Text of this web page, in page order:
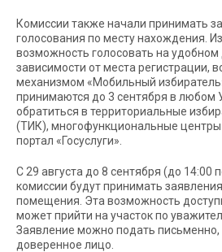
Комиссии также начали принимать
голосования по месту нахождения.
возможность голосовать на удобном
зависимости от места регистрации,
механизмом «Мобильный
принимаются до 3 сентября в любом
обратиться в территориальные
(ТИК), многофункциональные
портал «Госуслуги».
С 29 августа до 8 сентября (до 14:00
комиссии будут принимать
помещения. Эта возможность
может прийти на участок по
Заявление можно подать письменно,
доверенное лицо.